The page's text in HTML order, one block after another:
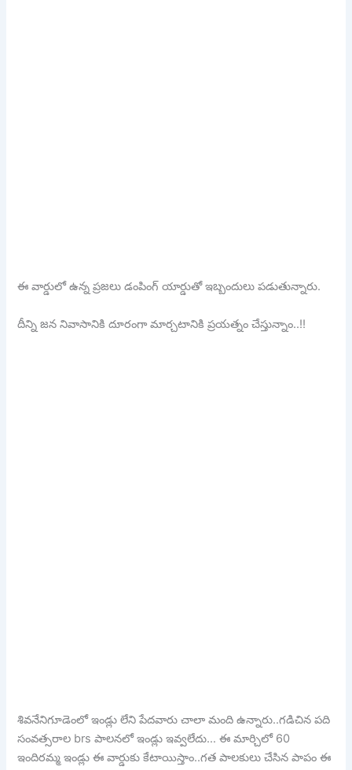
ఈ వార్డులో ఉన్న ప్రజలు డంపింగ్ యార్డుతో ఇబ్బందులు పడుతున్నారు.
దీన్ని జన నివాసానికి దూరంగా మార్చటానికి ప్రయత్నం చేస్తున్నాం..!!
శివనేనిగూడెంలో ఇండ్లు లేని పేదవారు చాలా మంది ఉన్నారు..గడిచిన పది
సంవత్సరాల brs పాలనలో ఇండ్లు ఇవ్వలేదు… ఈ మార్చిలో 60
ఇందిరమ్మ ఇండ్లు ఈ వార్డుకు కేటాయిస్తాం..గత పాలకులు చేసిన పాపం ఈ